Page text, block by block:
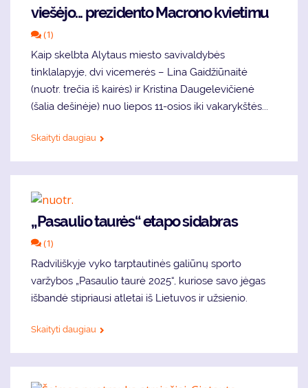
viešėjo... prezidento Macrono kvietimu
(1)
Kaip skelbta Alytaus miesto savivaldybės
tinklalapyje, dvi vicemerės – Lina Gaidžiūnaitė
(nuotr. trečia iš kairės) ir Kristina Daugelevičienė
(šalia dešinėje) nuo liepos 11-osios iki vakarykštės...
Skaityti daugiau
„Pasaulio taurės“ etapo sidabras
(1)
Radviliškyje vyko tarptautinės galiūnų sporto
varžybos „Pasaulio taurė 2025“, kuriose savo jėgas
išbandė stipriausi atletai iš Lietuvos ir užsienio.
Skaityti daugiau